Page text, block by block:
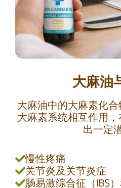
大麻油
大麻油中的大麻素化
大麻素系统相互作用
出一定
慢性疼痛
关节炎及关节炎症
肠易激综合征（IBS